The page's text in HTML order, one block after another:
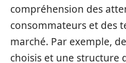
compréhension des
consommateurs et des
marché. Par exemple,
choisis et une structure